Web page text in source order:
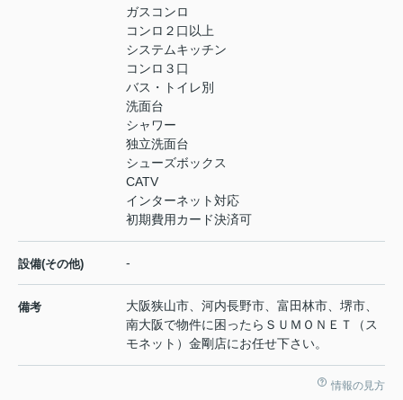
ガスコンロ
コンロ２口以上
システムキッチン
コンロ３口
バス・トイレ別
洗面台
シャワー
独立洗面台
シューズボックス
CATV
インターネット対応
初期費用カード決済可
設備(その他) -
備考
大阪狭山市、河内長野市、富田林市、堺市、
南大阪で物件に困ったらＳＵＭＯＮＥＴ（ス
モネット）金剛店にお任せ下さい。
情報の見方